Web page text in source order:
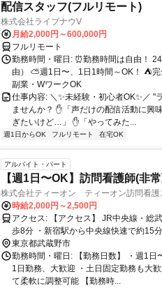
配信スタッフ(フルリモート)
株式会社ライブナウV
月給2,000円～600,000円
フルリモート
勤務時間・曜日: ⏰勤務時間は自由！
由） ⛅週1日〜、1日1時間～OK！ ⛺
副業・WワークOK
仕事内容: ＼✨未経験・初心者OK✨／
ませんか？ ✋「声だけの配信活動に
ぎたいけど…」 ✋「やってみた...
週1日からOK フルリモート 在宅OK
アルバイト・パート
【週1日〜OK】訪問看護師(非
株式会社ティーオン ティーオン訪問看護
時給2,000円～2,500円
アクセス: 【アクセス】 JR中央線・総武線／京王井の頭線「吉祥寺駅」東口より徒
歩8分 ・新宿駅から中央線快速で約15分 ・渋谷駅から井の頭線で約17分 【道順】
吉祥寺駅東口を出て南方向へ。井の頭
「ピネスプラザ3」103号室が事業所です。 【通勤について】 ・自
OK（駐輪スペースあり） ・バス停「吉祥寺駅南口」より徒歩5分 ・近隣にコイン
パーキング多数あり 初めての方には、駅から事業所までの道順を丁寧にご案内し
東京都武蔵野市
勤務時間・曜日: 【勤務日数】 ・週1日
1日勤務、大歓迎 ・土日固定勤務も大
て柔軟に調整可能 【勤務時...